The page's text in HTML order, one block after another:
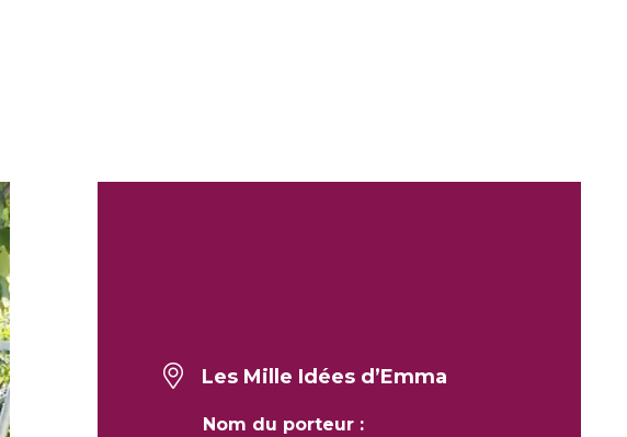
Les Mille Idées d’Emma
Nom du porteur :